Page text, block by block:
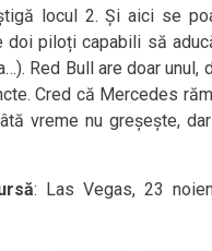
locul 2. Și aici se
doi piloți capabili să
Red Bull are doar unul,
Cred că Mercedes
vreme nu greșește,
: Las Vegas, 23